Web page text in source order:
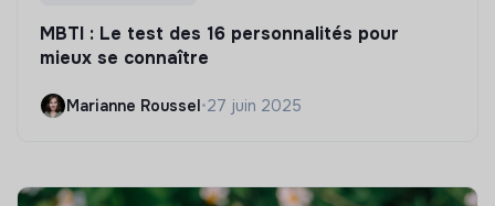
MBTI : Le test des 16 personnalités pour
mieux se connaître
Marianne Roussel•27 juin 2025